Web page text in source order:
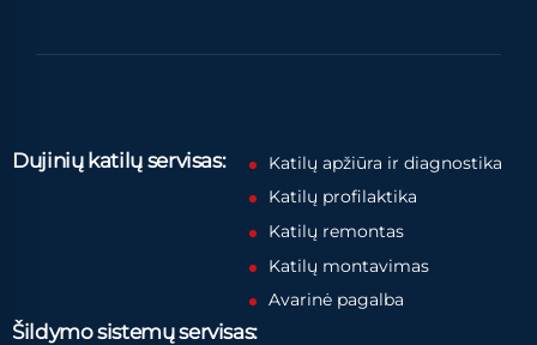
Dujinių katilų servisas:
Katilų apžiūra ir diagnostika
Katilų profilaktika
Katilų remontas
Katilų montavimas
Avarinė pagalba
Šildymo sistemų servisas: